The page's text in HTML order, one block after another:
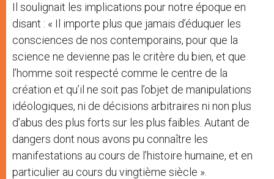
Il soulignait les implications pour notre époque en
disant : « Il importe plus que jamais d’éduquer les
consciences de nos contemporains, pour que la
science ne devienne pas le critère du bien, et que
l’homme soit respecté comme le centre de la
création et qu’il ne soit pas l’objet de manipulations
idéologiques, ni de décisions arbitraires ni non plus
d’abus des plus forts sur les plus faibles. Autant de
dangers dont nous avons pu connaître les
manifestations au cours de l’histoire humaine, et en
particulier au cours du vingtième siècle ».